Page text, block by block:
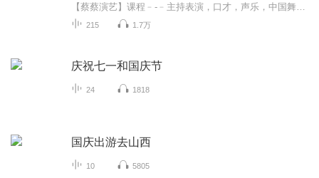
215 1.7万
庆祝七一和国庆节
24 1818
国庆出游去山西
10 5805